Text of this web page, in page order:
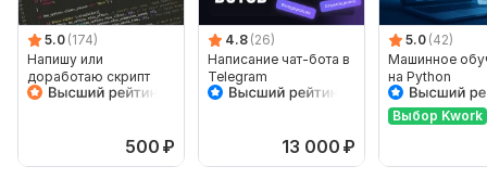
5.0 (174)
Напишу или
доработаю скрипт
500 ₽
4.8 (26)
Написание чат-бота в
Telegram
13 000 ₽
5.0 (42)
Машинное
на Python
Выбор Kwork